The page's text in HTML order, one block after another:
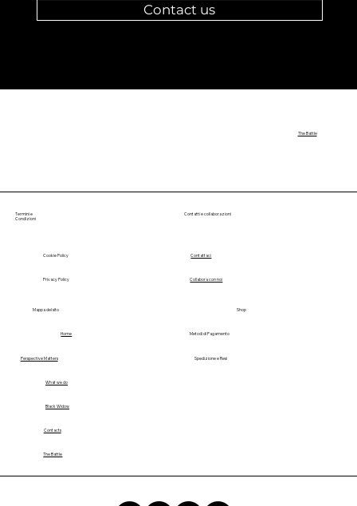
Contact us
Cookie Policy
Privacy Policy
Spedizione e Resi
Metodi di Pagamento
Collabora con noi
Shop
Contattaci
Contatti e collaborazioni
Mappa del sito
Home
Perspective Matters
What we do
Black Widow
Contacts
Termini e
Condizioni
The Battle
The Battle